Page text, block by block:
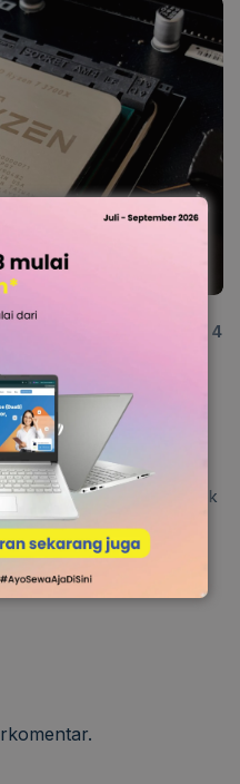
4
Jenis,
dalam sebuah komputer
otak dari sistem. Terletak
b …